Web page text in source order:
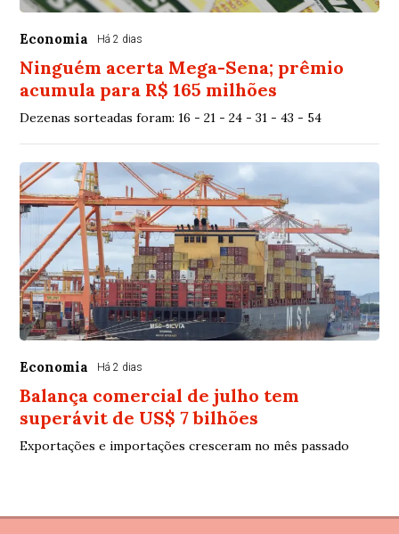
Economia Há 2 dias
Ninguém acerta Mega-Sena; prêmio
acumula para R$ 165 milhões
Dezenas sorteadas foram: 16 - 21 - 24 - 31 - 43 - 54
Economia Há 2 dias
Balança comercial de julho tem
superávit de US$ 7 bilhões
Exportações e importações cresceram no mês passado